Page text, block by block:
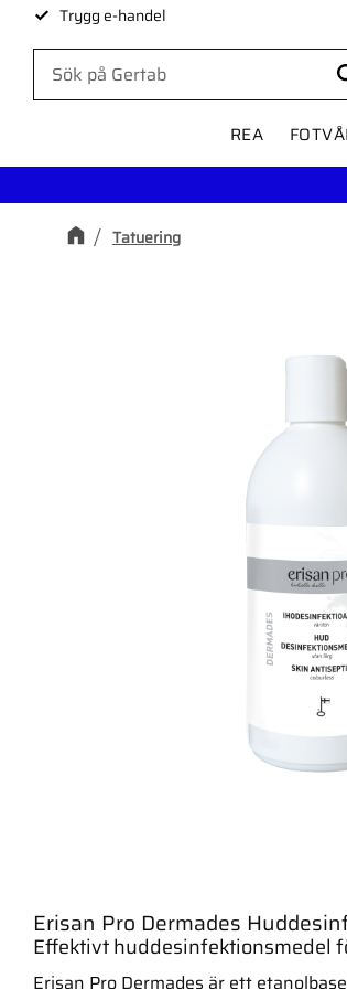
Trygg e-handel
REA
Tatuering
Erisan Pro Dermades
Effektivt huddesinfektionsmedel
Erisan Pro Dermades är ett